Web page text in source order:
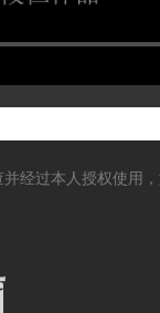
经过本人授权使用